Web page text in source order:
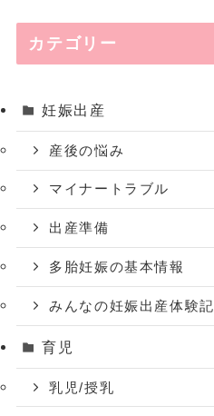
カテゴリー
妊娠出産
産後の悩み
マイナートラブル
出産準備
多胎妊娠の基本情報
みんなの妊娠出産体験記
育児
乳児/授乳